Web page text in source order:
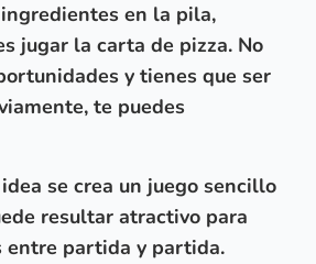
en la pila,
jugar la carta de pizza. No
y tienes que ser
te puedes
se crea un juego sencillo
resultar atractivo para
entre partida y partida.